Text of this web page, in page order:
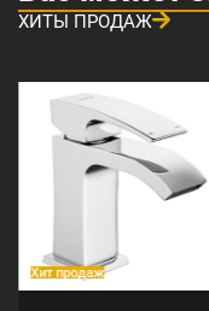
ХИТЫ ПРОДАЖ
Хит продаж